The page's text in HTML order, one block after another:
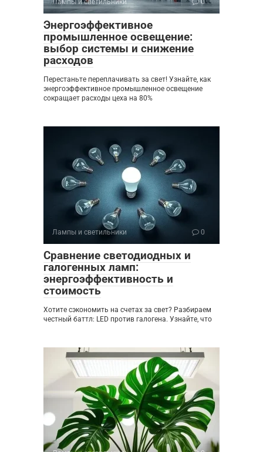
Лампы и светильники 0
Энергоэффективное
промышленное освещение:
выбор системы и снижение
расходов
Перестаньте переплачивать за свет! Узнайте, как
энергоэффективное промышленное освещение
сокращает расходы цеха на 80%
Лампы и светильники 0
Сравнение светодиодных и
галогенных ламп:
энергоэффективность и
стоимость
Хотите сэкономить на счетах за свет? Разбираем
честный баттл: LED против галогена. Узнайте, что